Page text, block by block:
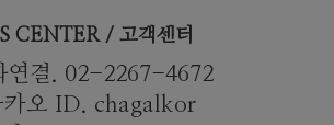
CENTER / 고객센터
연결. 02-2267-4672
카오 ID. chagalkor